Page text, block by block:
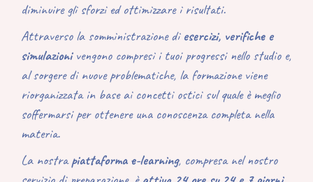
diminuire gli sforzi ed ottimizzare i risultati.
Attraverso la somministrazione di esercizi, verifiche e
simulazioni vengono compresi i tuoi progressi nello studio e,
al sorgere di nuove problematiche, la formazione viene
riorganizzata in base ai concetti ostici sul quale è meglio
soffermarsi per ottenere una conoscenza completa nella
materia.
La nostrapiattaforma e-learning, compresa nel nostro